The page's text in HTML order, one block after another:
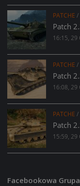
PATCHE /
Patch
16:15, 29
PATCHE /
Patch
16:08, 29
PATCHE /
Patch
15:59, 29
Facebookowa